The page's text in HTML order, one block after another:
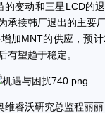
变动和三星LCD的
承接韩厂退出的主要
加MNT的供应，预
有望趋于稳定。
睿沃研究总监程丽丽